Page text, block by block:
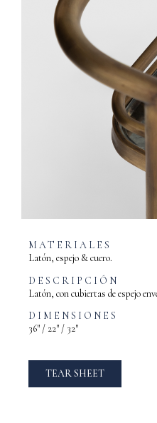
MATERIALES
Latón, espejo & cuero.
DESCRIPCIÓN
Latón, con cubiertas de espejo
DIMENSIONES
36″ / 22″ / 32″
TEAR SHEET